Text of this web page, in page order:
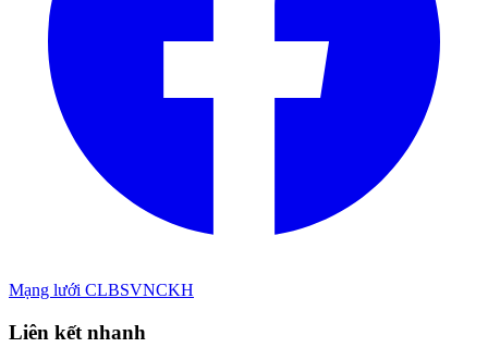
Mạng lưới CLBSVNCKH
Liên kết nhanh